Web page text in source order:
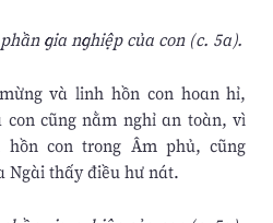
gia nghiệp của con (c. 5a).
và linh hồn con hoan hỉ,
cũng nằm nghỉ an toàn, vì
con trong Âm phủ, cũng
Ngài thấy điều hư nát.